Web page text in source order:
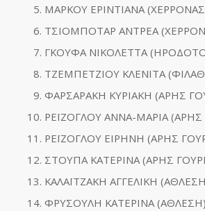
ΜΑΡΚΟΥ ΕΡΙΝΤΙΑΝΑ
ΤΣΙΟΜΠΟΤΑΡ ΑΝΤΡΕΑ
ΓΚΟΥΦΑ ΝΙΚΟΛΕΤΤΑ
ΤΖΕΜΠΕΤΖΙΟΥ ΚΛΕΝΙΤΑ
ΦΑΡΣΑΡΑΚΗ ΚΥΡΙΑΚΗ (ΑΡΗΣ
ΡΕΪΖΟΓΛΟΥ ΑΝΝΑ-ΜΑΡΙΑ
ΡΕΪΖΟΓΛΟΥ ΕΙΡΗΝΗ (ΑΡΗΣ
ΣΤΟΥΠΑ ΚΑΤΕΡΙΝΑ (ΑΡΗΣ
ΚΑΛΑΪΤΖΑΚΗ ΑΓΓΕΛΙΚΗ
ΦΡΥΣΟΥΛΗ ΚΑΤΕΡΙΝΑ (ΑΘΛΕΣΗ)